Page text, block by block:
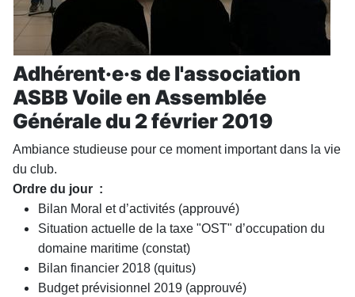
Adhérent·e·s de l'association
ASBB Voile en Assemblée
Générale du 2 février 2019
Ambiance studieuse pour ce moment important dans la vie
du club.
Ordre du jour :
Bilan Moral et d’activités (approuvé)
Situation actuelle de la taxe "OST" d’occupation du
domaine maritime (constat)
Bilan financier 2018 (quitus)
Budget prévisionnel 2019 (approuvé)